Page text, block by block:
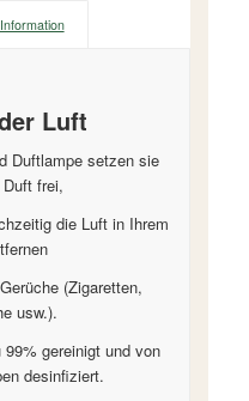
Luft
Duftlampe setzen sie
frei,
die Luft in Ihrem
(Zigaretten,
usw.).
gereinigt und von
desinfiziert.